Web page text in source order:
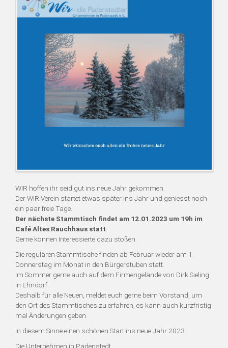
WIR hoffen ihr seid gut ins neue Jahr gekommen.
Der WIR Verein startet etwas später ins Jahr und geniesst noch
ein paar freie Tage.
Der nächste Stammtisch findet am 12.01.2023 um 19h im
Café Altes Rauchhaus statt.
Gerne können Interessierte dazu stoßen.
Die regulären Stammtische finden ab Februar wieder am 1.
Donnerstag im Monat in den Bürgerstuben statt.
Im Sommer gerne auch auf dem Firmengelände von Dirk Sieling
in Ehndorf.
Deshalb für alle Neuen, meldet euch gerne beim Vorstand, um
den Ort des Stammtisches zu erfahren, es kann auch kurzfristig
mal Änderungen geben.
In diesem Sinne einen schönen Start ins neue Jahr 2023
Die Unternehmen in Padenstedt